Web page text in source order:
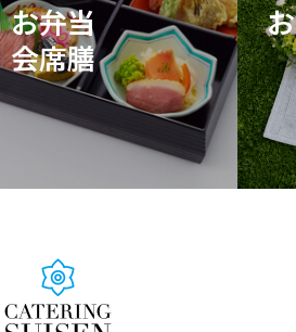
お弁当
会席膳